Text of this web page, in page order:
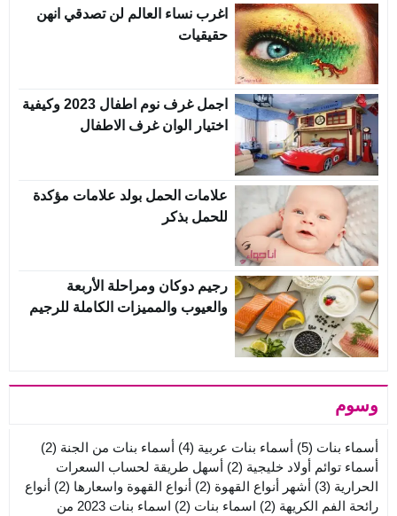
اغرب نساء العالم لن تصدقي انهن
حقيقيات
اجمل غرف نوم اطفال 2023 وكيفية
اختيار الوان غرف الاطفال
علامات الحمل بولد علامات مؤكدة
للحمل بذكر
رجيم دوكان ومراحلة الأربعة
والعيوب والمميزات الكاملة للرجيم
وسوم
أسماء بنات (5) أسماء بنات عربية (4) أسماء بنات من الجنة (2)
أسماء توائم أولاد خليجية (2)
أسهل طريقة لحساب السعرات
الحرارية (3) أشهر أنواع القهوة (2) أنواع القهوة واسعارها (2)
أنواع
رائحة الفم الكريهة (2) اسماء بنات (2)
اسماء بنات 2023 من